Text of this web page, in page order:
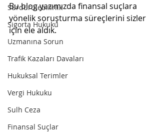
Sürdürülebilirlik
Sigorta Hukuku
Uzmanına Sorun
Trafik Kazaları Davaları
Hukuksal Terimler
Vergi Hukuku
Sulh Ceza
Finansal Suçlar
Bu blog yazımızda finansal suçlara
yönelik soruşturma süreçlerini sizler
için ele aldık.